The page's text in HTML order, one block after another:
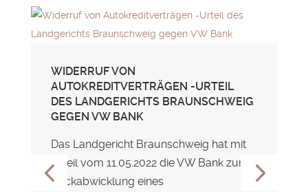
WIDERRUF VON
AUTOKREDITVERTRÄGEN -URTEIL
DES LANDGERICHTS BRAUNSCHWEIG
GEGEN VW BANK
Das Landgericht Braunschweig hat mit
Urteil vom 11.05.2022 die VW Bank zur
Rückabwicklung eines